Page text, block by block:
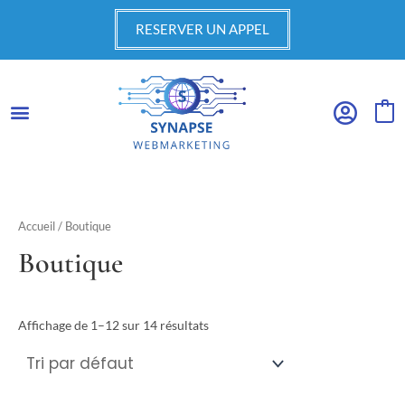
RESERVER UN APPEL
Accueil/ Boutique
Boutique
Affichage de 1–12 sur 14 résultats